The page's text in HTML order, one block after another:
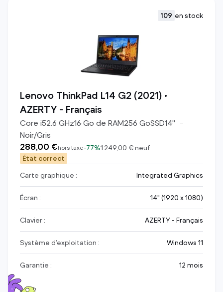
109 en stock
Lenovo ThinkPad L14 G2 (2021) •
AZERTY - Français
Core i52.6 GHz16Go de RAM256 GoSSD14"
Noir/Gris
288,00 €hors taxe-77%1 249,00 €neuf
État correct
Carte graphique :
Integrated Graphics
Écran : 14" (1920 x 1080)
Clavier : AZERTY - Français
Système d’exploitation : Windows 11
Garantie : 12 mois